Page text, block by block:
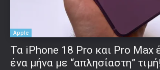
Apple
Τα iPhone 18 Pro και Pro Max
ένα μήνα με “απλησίαστη” τιμή!